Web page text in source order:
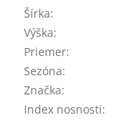
Šírka:
Výška:
Priemer:
Sezóna:
Značka:
Index nosnosti: